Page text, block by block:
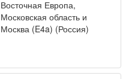
Восточная Европа,
Московская область и
Москва (E4a) (Россия)